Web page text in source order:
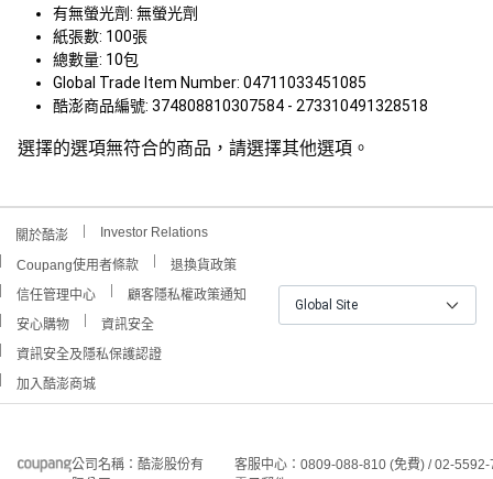
有無螢光劑: 無螢光劑
紙張數: 100張
總數量: 10包
Global Trade Item Number: 04711033451085
酷澎商品編號: 374808810307584 - 273310491328518
選擇的選項無符合的商品，請選擇其他選項。
關於酷澎 Investor Relations
Coupang使用者條款
退換貨政策
信任管理中心
顧客隱私權政策通知
安心購物
資訊安全
資訊安全及隱私保護認證
加入酷澎商城
Global Site
公司名稱：酷澎股份有
客服中心：0809-088-810 (免費) / 02-